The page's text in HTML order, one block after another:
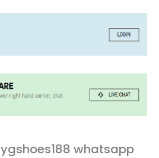
ygshoes188 whatsapp